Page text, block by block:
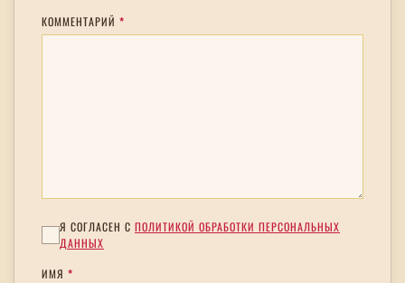
КОММЕНТАРИЙ *
Я СОГЛАСЕН С ПОЛИТИКОЙ ОБРАБОТКИ ПЕРСОНАЛЬНЫХ
ДАННЫХ
ИМЯ *